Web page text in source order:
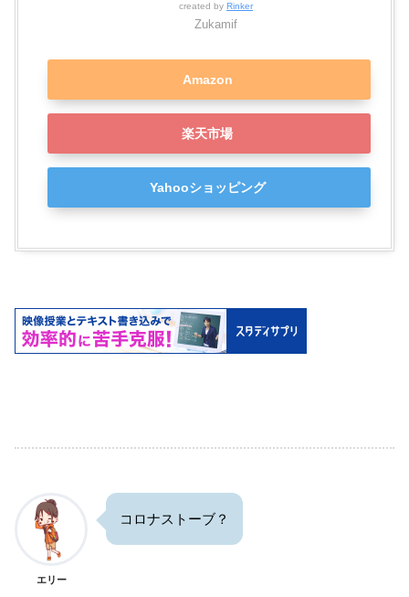
created by Rinker
Zukamif
Amazon
楽天市場
Yahooショッピング
エリー
コロナストーブ？